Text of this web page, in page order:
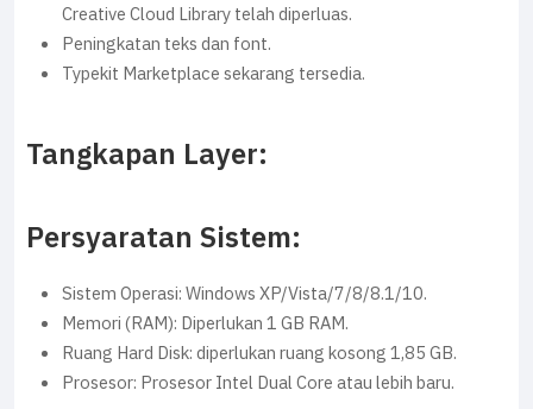
Creative Cloud Library telah diperluas.
Peningkatan teks dan font.
Typekit Marketplace sekarang tersedia.
Tangkapan Layer:
Persyaratan Sistem:
Sistem Operasi: Windows XP/Vista/7/8/8.1/10.
Memori (RAM): Diperlukan 1 GB RAM.
Ruang Hard Disk: diperlukan ruang kosong 1,85 GB.
Prosesor: Prosesor Intel Dual Core atau lebih baru.